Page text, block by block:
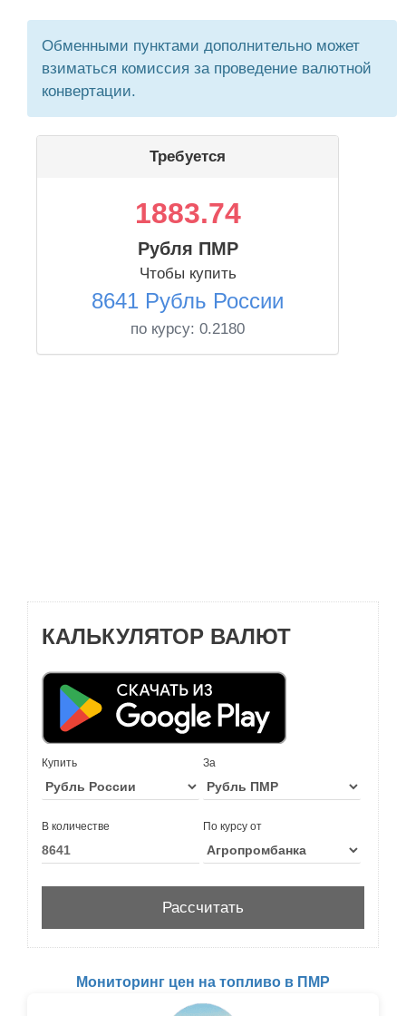
Обменными пунктами дополнительно может
взиматься комиссия за проведение валютной
конвертации.
Требуется
1883.74
Рубля ПМР
Чтобы купить
8641 Рубль России
по курсу: 0.2180
КАЛЬКУЛЯТОР ВАЛЮТ
Купить За
В количестве По курсу от
Мониторинг цен на топливо в ПМР